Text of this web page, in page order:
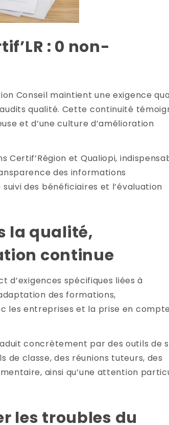
: 0 non-
Conseil maintient une exigence
qualité. Cette continuité
et d’une culture d’amélioration
et Qualiopi,
des informations
des bénéficiaires et l’évaluation
la qualité,
continue
d’exigences spécifiques liées à
des formations,
les entreprises et la prise en
concrètement par des outils de
de classe, des réunions tuteurs, des
ainsi qu’une attention
les troubles du